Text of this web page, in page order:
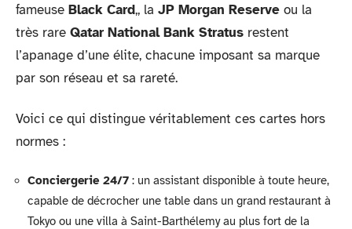
fameuse Black Card,, la JP Morgan Reserve ou la
très rare Qatar National Bank Stratus restent
l’apanage d’une élite, chacune imposant sa marque
par son réseau et sa rareté.
Voici ce qui distingue véritablement ces cartes hors
normes :
Conciergerie 24/7 : un assistant disponible à toute heure,
capable de décrocher une table dans un grand restaurant à
Tokyo ou une villa à Saint-Barthélemy au plus fort de la